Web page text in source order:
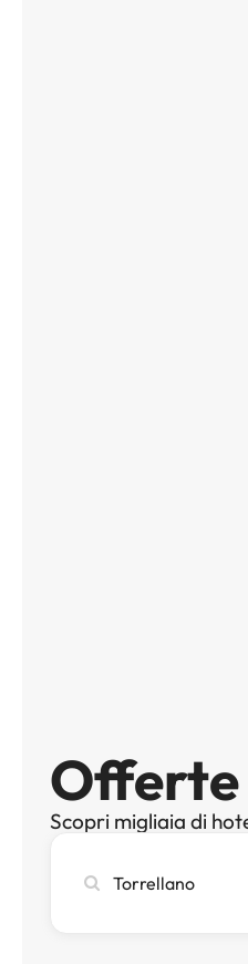
Offerte
Scopri migliaia di
città,